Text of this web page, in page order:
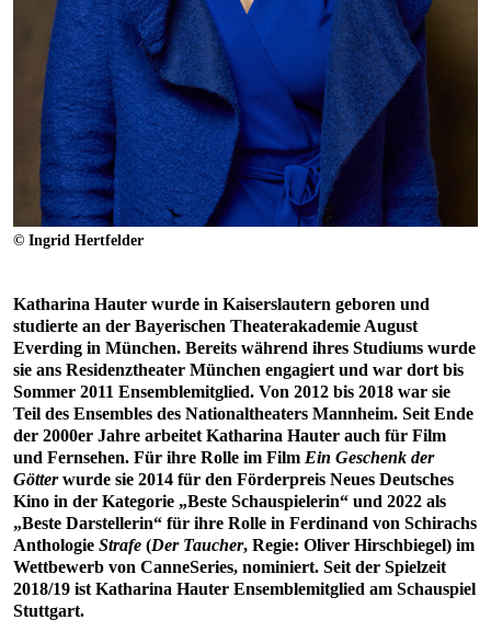
© Ingrid Hertfelder
Katharina Hauter wurde in Kaiserslautern geboren und
studierte an der Bayerischen Theaterakademie August
Everding in München. Bereits während ihres Studiums wurde
sie ans Residenztheater München engagiert und war dort bis
Sommer 2011 Ensemblemitglied. Von 2012 bis 2018 war sie
Teil des Ensembles des Nationaltheaters Mannheim. Seit Ende
der 2000er Jahre arbeitet Katharina Hauter auch für Film
und Fernsehen. Für ihre Rolle im Film Ein Geschenk der
Götterwurde sie 2014 für den Förderpreis Neues Deutsches
Kino in der Kategorie „Beste Schauspielerin“ und 2022 als
„Beste Darstellerin“ für ihre Rolle in Ferdinand von Schirachs
Anthologie Strafe (Der Taucher, Regie: Oliver Hirschbiegel) im
Wettbewerb von CanneSeries, nominiert. Seit der Spielzeit
2018/19 ist Katharina Hauter Ensemblemitglied am Schauspiel
Stuttgart.